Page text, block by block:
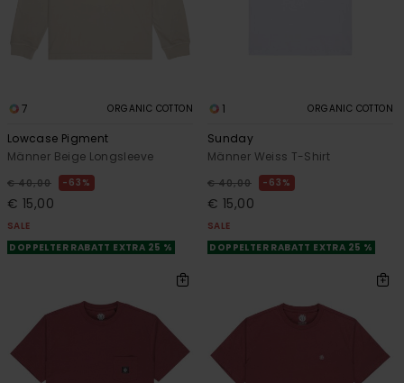
7 ORGANIC COTTON
Lowcase Pigment
Männer Beige Longsleeve
€ 40,00 63%
€ 15,00
SALE
DOPPELTER RABATT EXTRA 25 %
1 ORGANIC COTTON
Sunday
Männer Weiss T-Shirt
€ 40,00 63%
€ 15,00
SALE
DOPPELTER RABATT EXTRA 25 %